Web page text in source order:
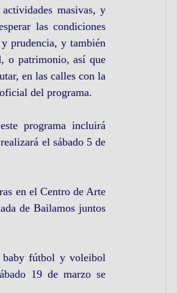
masivas, y
las condiciones
prudencia, y también
o patrimonio, así que
en las calles con la
del programa.
programa incluirá
el sábado 5 de
en el Centro de Arte
de Bailamos juntos
baby fútbol y voleibol
19 de marzo se